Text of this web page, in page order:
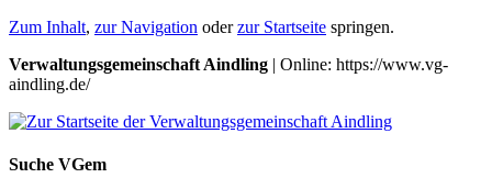
Zum Inhalt, zur Navigation oderzur Startseite springen.
Verwaltungsgemeinschaft Aindling | Online: https://www.vg-
aindling.de/
Suche VGem